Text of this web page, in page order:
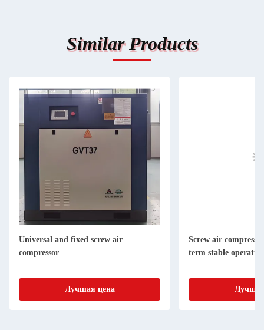
Similar Products
Universal and fixed screw air
compressor
Лучшая цена
Screw air
term stable